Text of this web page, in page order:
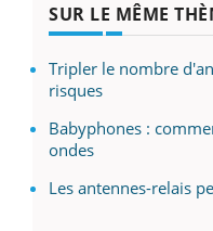
SUR LE MÊME
Tripler le nombre
risques
Babyphones :
ondes
Les antennes-relais